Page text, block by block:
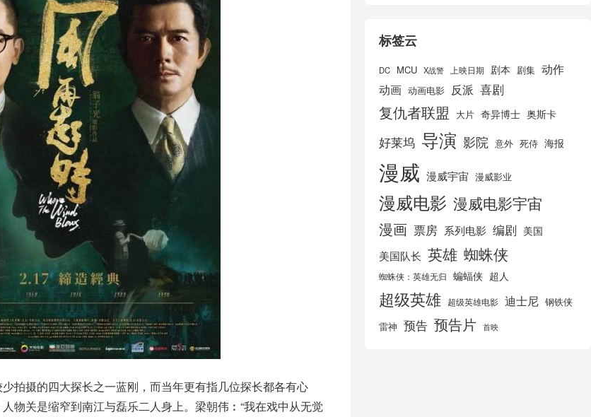
拍摄的四大探长之一蓝刚，而当年更有指几位探长都各有心
物关是缩窄到南江与磊乐二人身上。梁朝伟︰“我在戏中从无觉
标签云
DC MCU X战警 上映日期 剧本 剧集 动作
动画 动画电影 反派 喜剧
复仇者联盟 大片 奇异博士 奥斯卡
好莱坞 导演 影院 意外 死侍 海报
漫威 漫威宇宙 漫威影业
漫威电影 漫威电影宇宙
漫画 票房 系列电影 编剧 美国
美国队长 英雄 蜘蛛侠
蜘蛛侠：英雄无归 蝙蝠侠 超人
超级英雄 超级英雄电影 迪士尼 钢铁侠
雷神 预告 预告片 首映